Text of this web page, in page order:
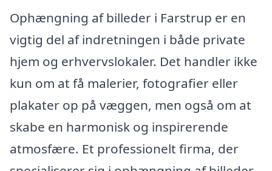
Ophængning af billeder i Farstrup er en
vigtig del af indretningen i både private
hjem og erhvervslokaler. Det handler ikke
kun om at få malerier, fotografier eller
plakater op på væggen, men også om at
skabe en harmonisk og inspirerende
atmosfære. Et professionelt firma, der